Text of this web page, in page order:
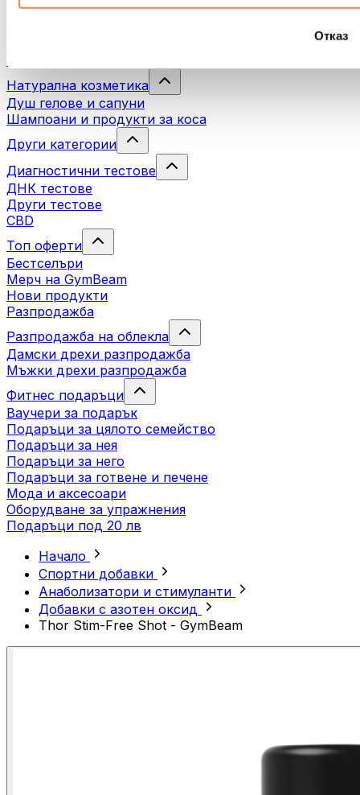
Отказ
Натурална козметика
Душ гелове и сапуни
Шампоани и продукти за коса
Други категории
Диагностични тестове
ДНК тестове
Други тестове
CBD
Топ оферти
Бестселъри
Мерч на GymBeam
Нови продукти
Разпродажба
Разпродажба на облекла
Дамски дрехи разпродажба
Мъжки дрехи разпродажба
Фитнес подаръци
Ваучери за подарък
Подаръци за цялото семейство
Подаръци за нея
Подаръци за него
Подаръци за готвене и печене
Мода и аксесоари
Оборудване за упражнения
Подаръци под 20 лв
Начало
Спортни добавки
Анаболизатори и стимуланти
Добавки с азотен оксид
Thor Stim-Free Shot - GymBeam